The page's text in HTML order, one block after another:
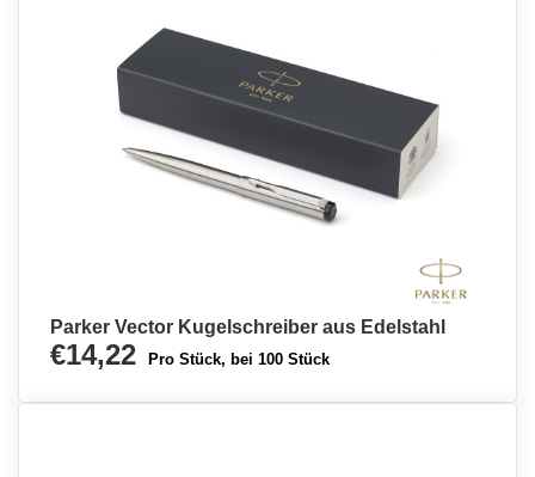
Parker Vector Kugelschreiber aus Edelstahl
€14,22 Pro Stück, bei 100 Stück